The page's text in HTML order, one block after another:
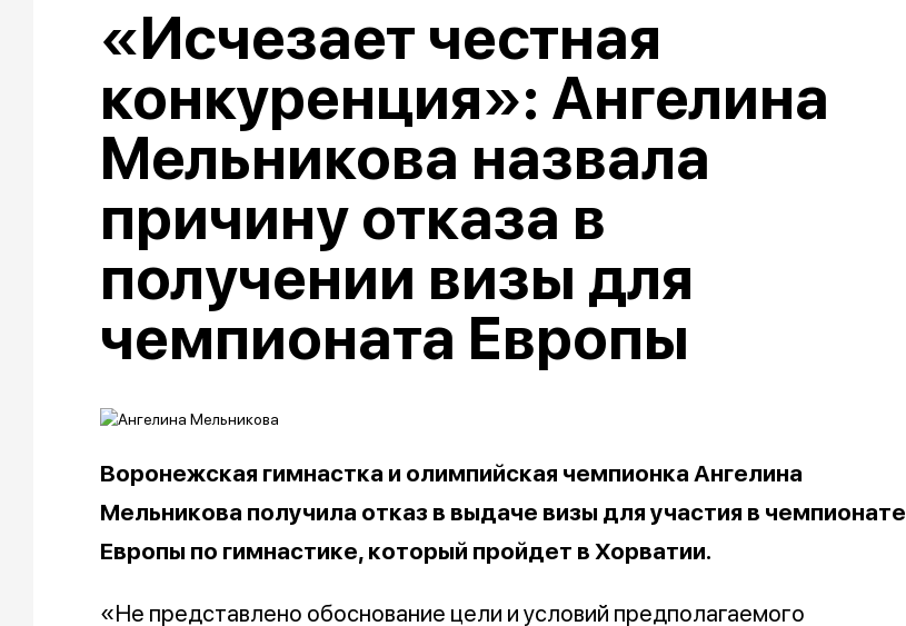
«Исчезает честная
конкуренция»: Ангелина
Мельникова назвала
причину отказа в
получении визы для
чемпионата Европы
Воронежская гимнастка и олимпийская чемпионка Ангелина
Мельникова получила отказ в выдаче визы для участия в чемпионате
Европы по гимнастике, который пройдет в Хорватии.
«Не представлено обоснование цели и условий предполагаемого